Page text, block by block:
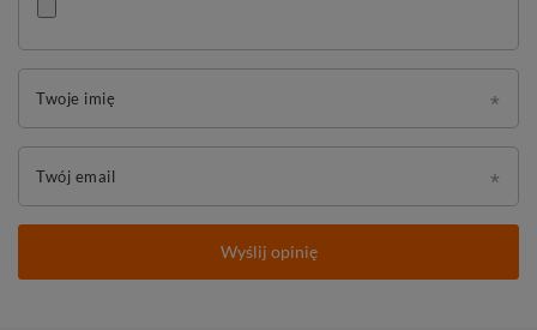
Twoje imię
Twój email
Wyślij opinię